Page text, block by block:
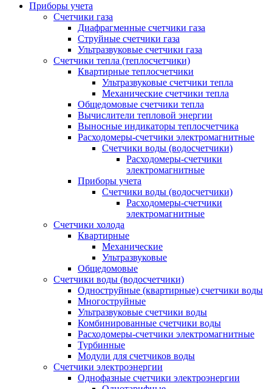
Приборы учета
Счетчики газа
Диафрагменные счетчики газа
Струйные счетчики газа
Ультразвуковые счетчики газа
Счетчики тепла (теплосчетчики)
Квартирные теплосчетчики
Ультразвуковые счетчики тепла
Механические счетчики тепла
Общедомовые счетчики тепла
Вычислители тепловой энергии
Выносные индикаторы теплосчетчика
Расходомеры-счетчики электромагнитные
Счетчики воды (водосчетчики)
Расходомеры-счетчики
электромагнитные
Приборы учета
Счетчики воды (водосчетчики)
Расходомеры-счетчики
электромагнитные
Счетчики холода
Квартирные
Механические
Ультразвуковые
Общедомовые
Счетчики воды (водосчетчики)
Одноструйные (квартирные) счетчики воды
Многоструйные
Ультразвуковые счетчики воды
Комбинированные счетчики воды
Расходомеры-счетчики электромагнитные
Турбинные
Модули для счетчиков воды
Счетчики электроэнергии
Однофазные счетчики электроэнергии